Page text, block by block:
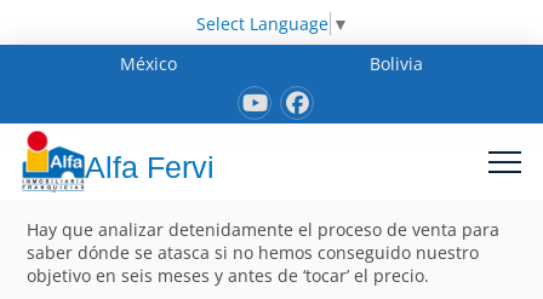
Select Language ▼
México
Bolivia
Alfa Fervi
Hay que analizar detenidamente el proceso de venta para
saber dónde se atasca si no hemos conseguido nuestro
objetivo en seis meses y antes de ‘tocar’ el precio.